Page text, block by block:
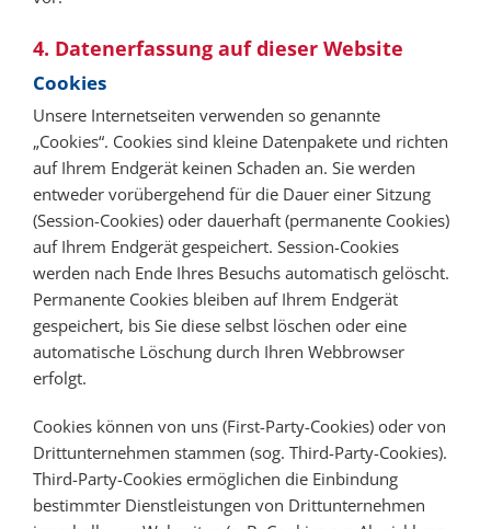
4. Datenerfassung auf dieser Website
Cookies
Unsere Internetseiten verwenden so genannte
„Cookies“. Cookies sind kleine Datenpakete und richten
auf Ihrem Endgerät keinen Schaden an. Sie werden
entweder vorübergehend für die Dauer einer Sitzung
(Session-Cookies) oder dauerhaft (permanente Cookies)
auf Ihrem Endgerät gespeichert. Session-Cookies
werden nach Ende Ihres Besuchs automatisch gelöscht.
Permanente Cookies bleiben auf Ihrem Endgerät
gespeichert, bis Sie diese selbst löschen oder eine
automatische Löschung durch Ihren Webbrowser
erfolgt.
Cookies können von uns (First-Party-Cookies) oder von
Drittunternehmen stammen (sog. Third-Party-Cookies).
Third-Party-Cookies ermöglichen die Einbindung
bestimmter Dienstleistungen von Drittunternehmen